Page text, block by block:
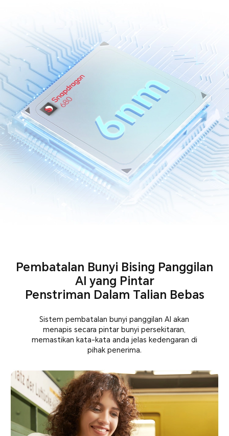
Pembatalan Bunyi Bising Panggilan
AI yang Pintar
Penstriman Dalam Talian Bebas
Sistem pembatalan bunyi panggilan AI akan
menapis secara pintar bunyi persekitaran,
memastikan kata-kata anda jelas kedengaran di
pihak penerima.